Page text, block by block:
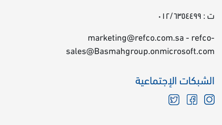
ت : ٠١٢/٦٣٥٤٤٩٩
marketing@refco.com.sa - refco-
sales@Basmahgroup.onmicrosoft.com
الشبكات الإجتماعية